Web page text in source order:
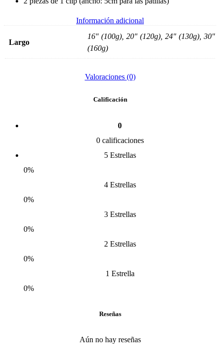
Información adicional
Largo
16" (100g), 20" (120g), 24" (130g), 30"
(160g)
Valoraciones (0)
Calificación
0
0 calificaciones
5 Estrellas
0%
4 Estrellas
0%
3 Estrellas
0%
2 Estrellas
0%
1 Estrella
0%
Reseñas
Aún no hay reseñas